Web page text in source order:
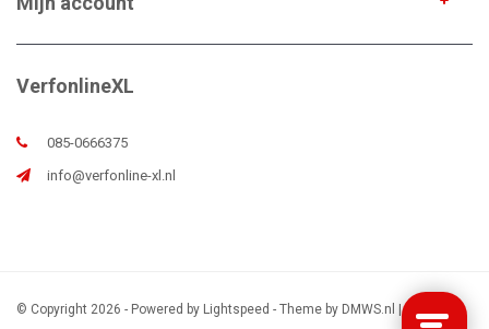
VerfonlineXL
085-0666375
info@verfonline-xl.nl
© Copyright 2026 - Powered by Lightspeed - Theme by DMWS.nl |Sitemap